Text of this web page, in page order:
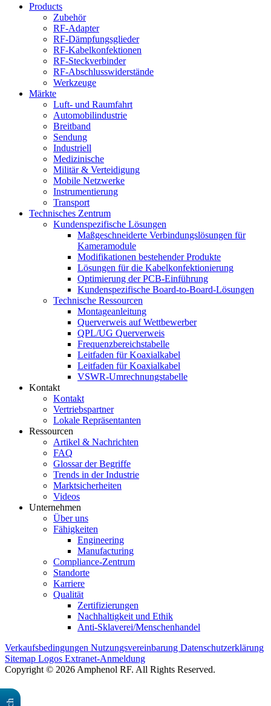
Products
Zubehör
RF-Adapter
RF-Dämpfungsglieder
RF-Kabelkonfektionen
RF-Steckverbinder
RF-Abschlusswiderstände
Werkzeuge
Märkte
Luft- und Raumfahrt
Automobilindustrie
Breitband
Sendung
Industriell
Medizinische
Militär & Verteidigung
Mobile Netzwerke
Instrumentierung
Transport
Technisches Zentrum
Kundenspezifische Lösungen
Maßgeschneiderte Verbindungslösungen für
Kameramodule
Modifikationen bestehender Produkte
Lösungen für die Kabelkonfektionierung
Optimierung der PCB-Einführung
Kundenspezifische Board-to-Board-Lösungen
Technische Ressourcen
Montageanleitung
Querverweis auf Wettbewerber
QPL/UG Querverweis
Frequenzbereichstabelle
Leitfaden für Koaxialkabel
Leitfaden für Koaxialkabel
VSWR-Umrechnungstabelle
Kontakt
Kontakt
Vertriebspartner
Lokale Repräsentanten
Ressourcen
Artikel & Nachrichten
FAQ
Glossar der Begriffe
Trends in der Industrie
Marktsicherheiten
Videos
Unternehmen
Über uns
Fähigkeiten
Engineering
Manufacturing
Compliance-Zentrum
Standorte
Karriere
Qualität
Zertifizierungen
Nachhaltigkeit und Ethik
Anti-Sklaverei/Menschenhandel
Verkaufsbedingungen Nutzungsvereinbarung Datenschutzerklärung
Sitemap Logos Extranet-Anmeldung
Copyright © 2026 Amphenol RF. All Rights Reserved.